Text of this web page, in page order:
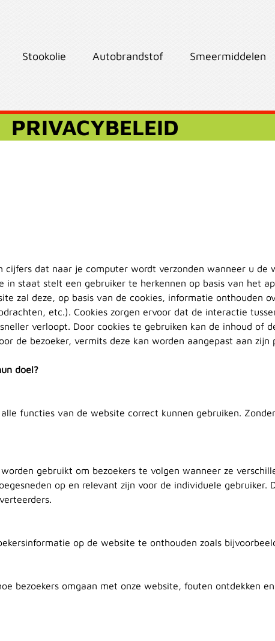
Stookolie Autobrandstof Smeermiddelen
PRIVACYBELEID
cijfers dat naar je computer wordt verzonden wanneer u de
in staat stelt een gebruiker te herkennen op basis van het
zal deze, op basis van de cookies, informatie onthouden
etc.). Cookies zorgen ervoor dat de interactie
verloopt. Door cookies te gebruiken kan de inhoud of
de bezoeker, vermits deze kan worden aangepast aan zijn
doel?
functies van de website correct kunnen gebruiken.
gebruikt om bezoekers te volgen wanneer ze
op en relevant zijn voor de individuele gebruiker.
op de website te onthouden zoals
bezoekers omgaan met onze website, fouten ontdekken